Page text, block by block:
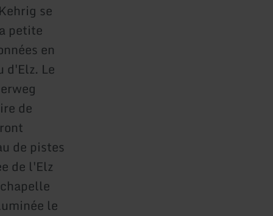
se
petite
en
d'Elz. Le
de
de pistes
de l'Elz
le